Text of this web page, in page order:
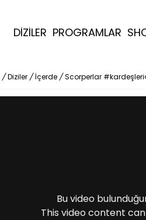
DİZİLER PROGRAMLAR
/ Diziler / İçerde / Scorperlar
Bu video
This video content